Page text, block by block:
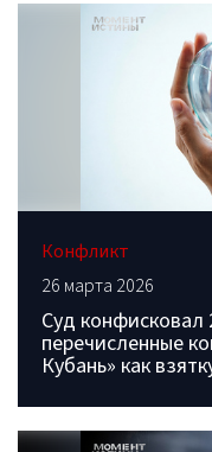
Конфликт
26 марта 2026
Суд конфисковал
перечисленные
Кубань» как